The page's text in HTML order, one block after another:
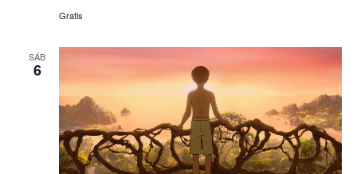
Gratis
SÁB
6